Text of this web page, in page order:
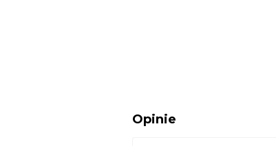
Opinie